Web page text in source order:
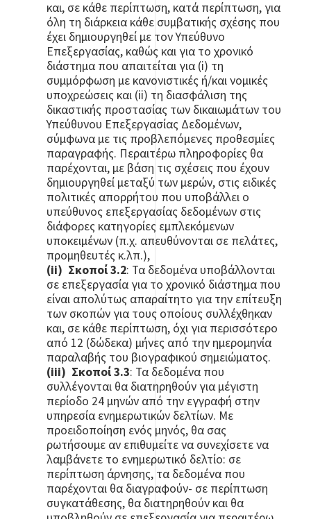
και, σε κάθε περίπτωση, κατά περίπτωση, για
όλη τη διάρκεια κάθε συμβατικής σχέσης που
έχει δημιουργηθεί με τον Υπεύθυνο
Επεξεργασίας, καθώς και για το χρονικό
διάστημα που απαιτείται για (i) τη
συμμόρφωση με κανονιστικές ή/και νομικές
υποχρεώσεις και (ii) τη διασφάλιση της
δικαστικής προστασίας των δικαιωμάτων του
Υπεύθυνου Επεξεργασίας Δεδομένων,
σύμφωνα με τις προβλεπόμενες προθεσμίες
παραγραφής. Περαιτέρω πληροφορίες θα
παρέχονται, με βάση τις σχέσεις που έχουν
δημιουργηθεί μεταξύ των μερών, στις ειδικές
πολιτικές απορρήτου που υποβάλλει ο
υπεύθυνος επεξεργασίας δεδομένων στις
διάφορες κατηγορίες εμπλεκόμενων
υποκειμένων (π.χ. απευθύνονται σε πελάτες,
προμηθευτές κ.λπ.),
(ii) Σκοποί 3.2: Τα δεδομένα υποβάλλονται
σε επεξεργασία για το χρονικό διάστημα που
είναι απολύτως απαραίτητο για την επίτευξη
των σκοπών για τους οποίους συλλέχθηκαν
και, σε κάθε περίπτωση, όχι για περισσότερο
από 12 (δώδεκα) μήνες από την ημερομηνία
παραλαβής του βιογραφικού σημειώματος.
(iii) Σκοποί 3.3: Τα δεδομένα που
συλλέγονται θα διατηρηθούν για μέγιστη
περίοδο 24 μηνών από την εγγραφή στην
υπηρεσία ενημερωτικών δελτίων. Με
προειδοποίηση ενός μηνός, θα σας
ρωτήσουμε αν επιθυμείτε να συνεχίσετε να
λαμβάνετε το ενημερωτικό δελτίο: σε
περίπτωση άρνησης, τα δεδομένα που
παρέχονται θα διαγραφούν- σε περίπτωση
συγκατάθεσης, θα διατηρηθούν και θα